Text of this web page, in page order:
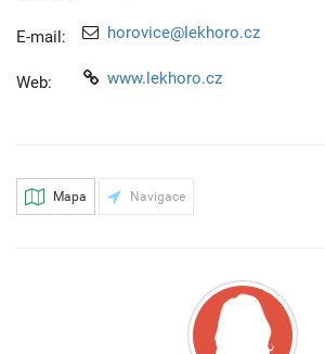
E-mail: horovice@lekhoro.cz
Web: www.lekhoro.cz
Mapa Navigace